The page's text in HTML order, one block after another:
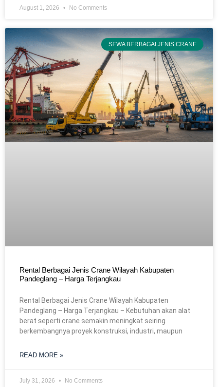
August 1, 2026 No Comments
SEWA BERBAGAI JENIS CRANE
Rental Berbagai Jenis Crane Wilayah Kabupaten
Pandeglang – Harga Terjangkau
Rental Berbagai Jenis Crane Wilayah Kabupaten
Pandeglang – Harga Terjangkau – Kebutuhan akan alat
berat seperti crane semakin meningkat seiring
berkembangnya proyek konstruksi, industri, maupun
READ MORE »
July 31, 2026 No Comments